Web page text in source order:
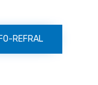
REFRAL